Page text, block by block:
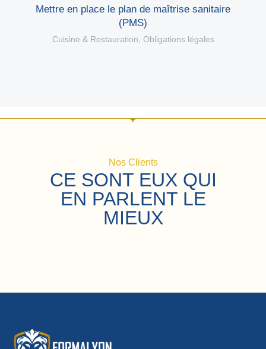
Mettre en place le plan de maîtrise sanitaire
(PMS)
Cuisine & Restauration Obligations légales
Nos Clients
CE SONT EUX QUI
EN PARLENT LE
MIEUX